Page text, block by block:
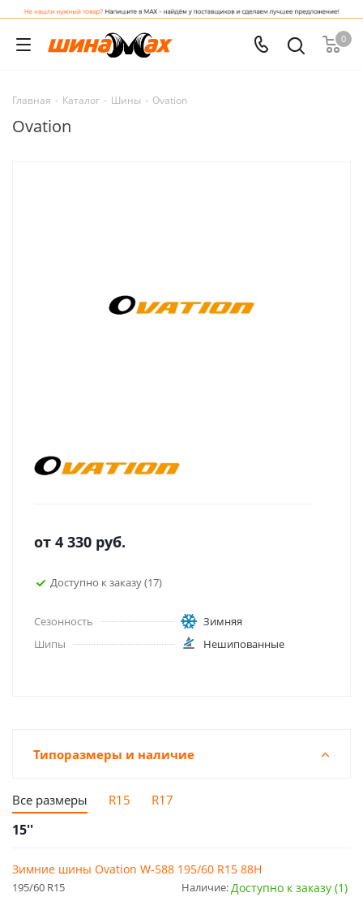
0
Главная - Каталог - Шины - Ovation
Ovation
от 4 330 руб.
Доступно к заказу (17)
Сезонность
Зимняя
Шипы
Нешипованные
Типоразмеры и наличие
Все размеры R15 R17
15''
Зимние шины Ovation W-588 195/60 R15 88H
195/60 R15 Наличие:Доступно к заказу (1)